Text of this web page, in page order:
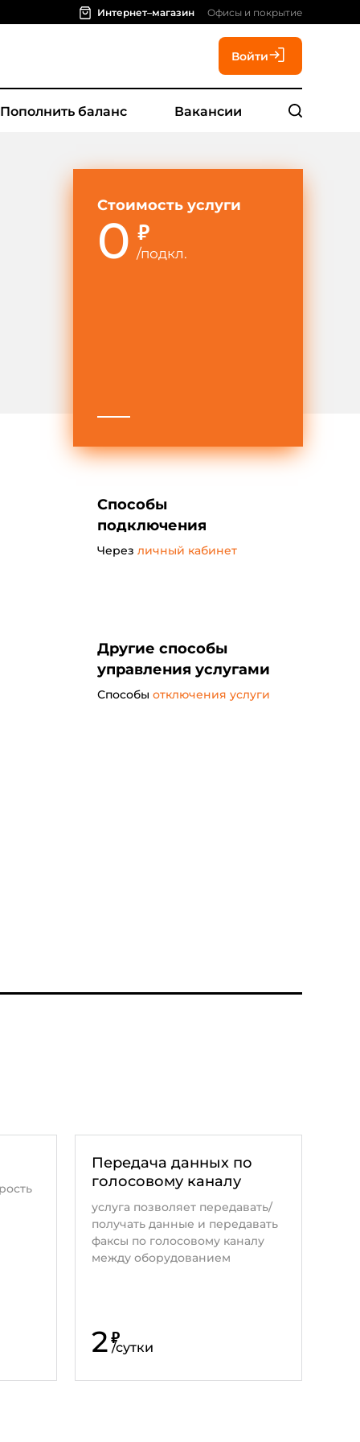
Интернет–магазин Офисы и покрытие
Войти
Пополнить баланс Вакансии
Стоимость услуги
0 ₽
/подкл.
Способы
подключения
Через личный кабинет
Другие способы
управления услугами
Способы отключения услуги
Передача данных по
голосовому каналу
услуга позволяет передавать/
получать данные и передавать
факсы по голосовому каналу
между оборудованием
2₽
/сутки